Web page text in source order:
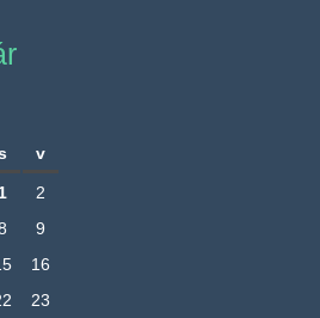
v
1
2
9
16
23